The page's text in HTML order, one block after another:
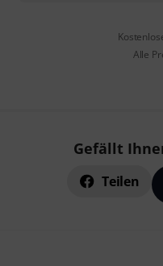
Alle
Gefällt
Teilen